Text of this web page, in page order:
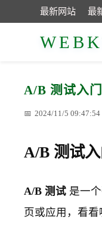
最新网站 最
A/B 测试入
2024/11/5 09:47:54
A/B 测试
A/B 测试 是一
页或应用，看看